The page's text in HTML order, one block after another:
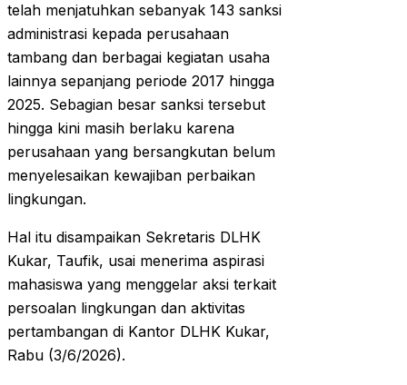
telah menjatuhkan sebanyak 143 sanksi
administrasi kepada perusahaan
tambang dan berbagai kegiatan usaha
lainnya sepanjang periode 2017 hingga
2025. Sebagian besar sanksi tersebut
hingga kini masih berlaku karena
perusahaan yang bersangkutan belum
menyelesaikan kewajiban perbaikan
lingkungan.
Hal itu disampaikan Sekretaris DLHK
Kukar, Taufik, usai menerima aspirasi
mahasiswa yang menggelar aksi terkait
persoalan lingkungan dan aktivitas
pertambangan di Kantor DLHK Kukar,
Rabu (3/6/2026).